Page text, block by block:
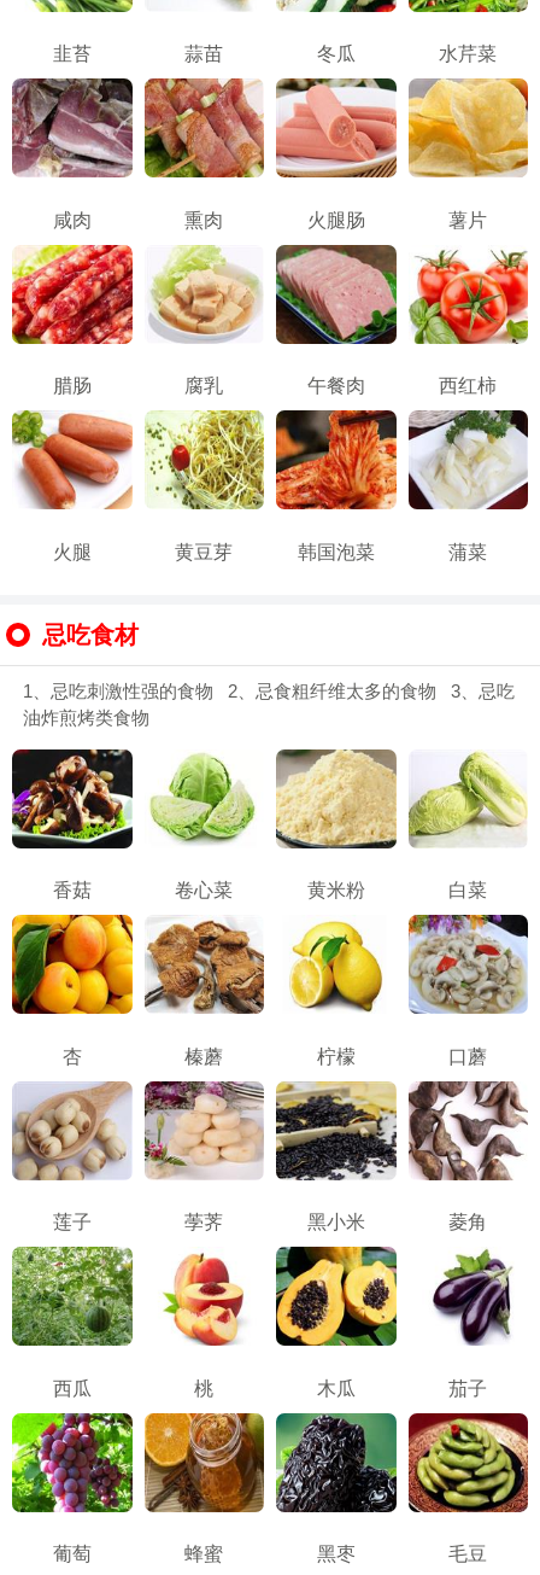
韭苔 蒜苗 冬瓜 水芹菜
咸肉 熏肉 火腿肠 薯片
腊肠 腐乳 午餐肉 西红柿
火腿 黄豆芽 韩国泡菜 蒲菜
忌吃食材
1、忌吃刺激性强的食物 2、忌食粗纤维太多的食物 3、忌吃
油炸煎烤类食物
香菇 卷心菜 黄米粉 白菜
杏 榛蘑 柠檬 口蘑
莲子 荸荠 黑小米 菱角
西瓜 桃 木瓜 茄子
葡萄 蜂蜜 黑枣 毛豆